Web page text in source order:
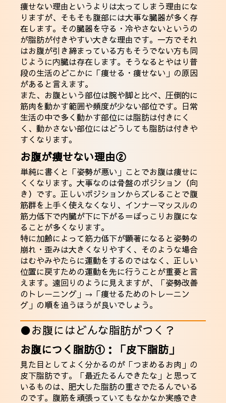
痩せない理由というよりは太ってしまう理由にな
りますが、そもそも腹部には大事な臓器が多く存
在します。その臓器を守る・冷やさないというの
が脂肪が付きやすい大きな理由です。一方でそれ
はお腹が引き締まっている方もそうでない方も同
じように内臓は存在します。そうなるとやはり普
段の生活のどこかに「痩せる・痩せない」の原因
があると言えます。
また、お腹という部位は腕や脚と比べ、圧倒的に
筋肉を動かす範囲や頻度が少ない部位です。日常
生活の中で多く動かす部位には脂肪は付きにく
く、動かさない部位にはどうしても脂肪は付きや
すくなります。
お腹が痩せない理由②
単純に書くと「姿勢が悪い」ことでお腹は痩せに
くくなります。大事なのは骨盤のポジション（向
き）です。正しいポジションからズレることで腹
筋群を上手く使えなくなり、インナーマッスルの
筋力低下で内臓が下に下がる＝ぽっこりお腹にな
ることが多くなります。
特に加齢によって筋力低下が顕著になると姿勢の
崩れ・歪みは大きくなりやすく、そのような場合
はむやみやたらに運動をするのではなく、正しい
位置に戻すための運動を先に行うことが重要と言
えます。遠回りのように見えますが、「姿勢改善
のトレーニング」→「痩せるためのトレーニン
グ」の順を追うほうが良いでしょう。
●お腹にはどんな脂肪がつく？
お腹につく脂肪①：「皮下脂肪」
見た目としてよく分かるのが「つまめるお肉」の
皮下脂肪です。「最近たるんできたな」と思って
いるものは、肥大した脂肪の重さでたるんでいる
のです。腹筋を頑張っていてもなかなか実感でき